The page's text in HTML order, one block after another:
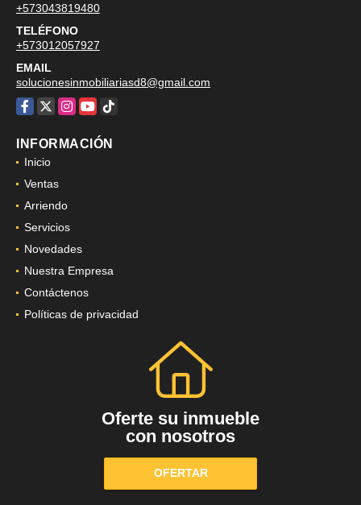
+573043819480
TELÉFONO
+573012057927
EMAIL
solucionesinmobiliariasd8@gmail.com
Facebook
X Instagram
YouTube
TikTok
INFORMACIÓN
Inicio
Ventas
Arriendo
Servicios
Novedades
Nuestra Empresa
Contáctenos
Políticas de privacidad
Oferte su inmueble
con nosotros
OFERTAR